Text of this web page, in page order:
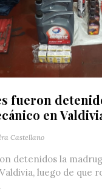
fueron
en
Castellano
detenidos la
luego de que